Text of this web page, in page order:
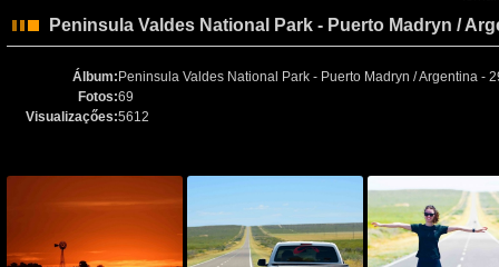
Peninsula Valdes National Park - Puerto Madryn‎ /
Álbum: Peninsula Valdes National Park - Puerto Madryn‎ / Argentina -
Fotos:69
Visualizaçőes:5612